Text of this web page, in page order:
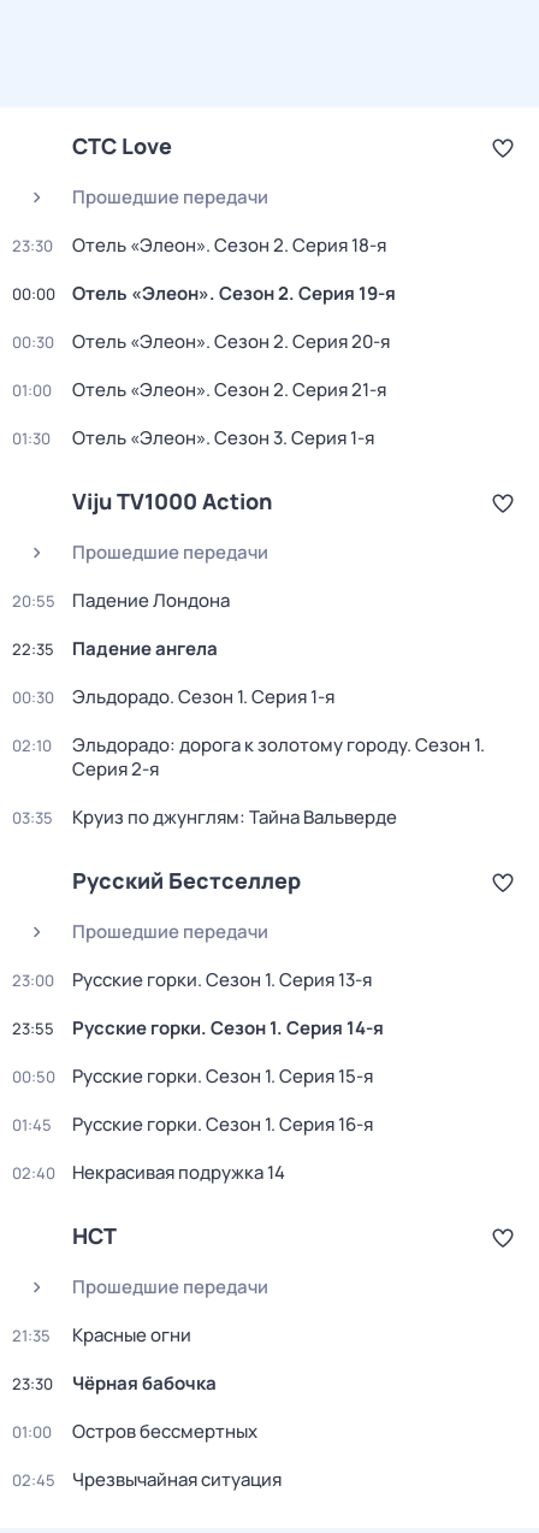
СТС Love
Прошедшие передачи
23:30 Отель «Элеон». Сезон 2. Серия 18-я
00:00 Отель «Элеон». Сезон 2. Серия 19-я
00:30 Отель «Элеон». Сезон 2. Серия 20-я
01:00 Отель «Элеон». Сезон 2. Серия 21-я
01:30 Отель «Элеон». Сезон 3. Серия 1-я
Viju TV1000 Action
Прошедшие передачи
20:55 Падение Лондона
22:35 Падение ангела
00:30 Эльдорадо. Сезон 1. Серия 1-я
02:10 Эльдорадо: дорога к золотому городу. Сезон 1.
Серия 2-я
03:35 Круиз по джунглям: Тайна Вальверде
Русский Бестселлер
Прошедшие передачи
23:00 Русские горки. Сезон 1. Серия 13-я
23:55 Русские горки. Сезон 1. Серия 14-я
00:50 Русские горки. Сезон 1. Серия 15-я
01:45 Русские горки. Сезон 1. Серия 16-я
02:40 Некрасивая подружка 14
НСТ
Прошедшие передачи
21:35 Красные огни
23:30 Чёрная бабочка
01:00 Остров бессмертных
02:45 Чрезвычайная ситуация